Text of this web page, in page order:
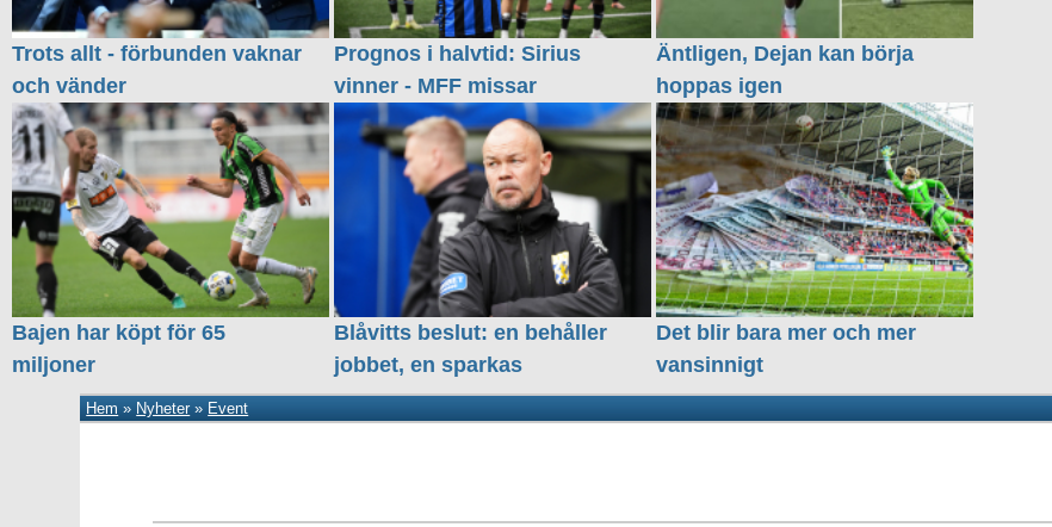
Trots allt - förbunden vaknar
och vänder
Prognos i halvtid: Sirius
vinner - MFF missar
Äntligen, Dejan kan börja
hoppas igen
Bajen har köpt för 65
miljoner
Blåvitts beslut: en behåller
jobbet, en sparkas
Det blir bara mer och mer
vansinnigt
Hem » Nyheter» Event